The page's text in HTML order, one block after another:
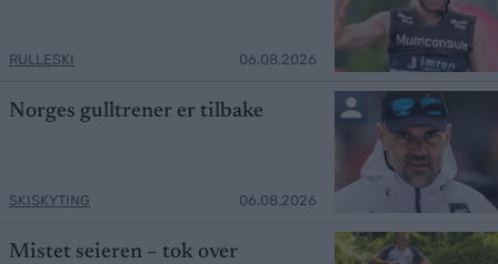
RULLESKI 06.08.2026
Norges gulltrener er tilbake
SKISKYTING 06.08.2026
Mistet seieren – tok over